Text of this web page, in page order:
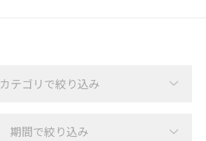
カテゴリで絞り込み
期間で絞り込み